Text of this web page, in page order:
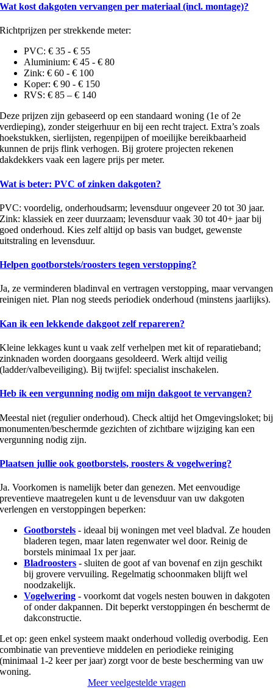
Wat kost dakgoten vervangen per materiaal (incl. montage)?
Richtprijzen per strekkende meter:
PVC: € 35 - € 55
Aluminium: € 45 - € 80
Zink: € 60 - € 100
Koper: € 90 - € 150
RVS: € 85 – € 140
Deze prijzen zijn gebaseerd op een standaard woning (1e of 2e
verdieping), zonder steigerhuur en bij een recht traject. Extra’s zoals
hoekstukken, sierlijsten, regenpijpen of moeilijke bereikbaarheid
kunnen de prijs flink verhogen. Bij grotere projecten rekenen
dakdekkers vaak een lagere prijs per meter.
Wat is beter: PVC of zinken dakgoten?
PVC: voordelig, onderhoudsarm; levensduur ongeveer 20 tot 30 jaar.
Zink: klassiek en zeer duurzaam; levensduur vaak 30 tot 40+ jaar bij
goed onderhoud. Kies zelf altijd op basis van budget, gewenste
uitstraling en levensduur.
Helpen gootborstels/roosters tegen verstopping?
Ja, ze verminderen bladinval en vertragen verstopping, maar vervangen
reinigen niet. Plan nog steeds periodiek onderhoud (minstens jaarlijks).
Kan ik een lekkende dakgoot zelf repareren?
Kleine lekkages kunt u vaak zelf verhelpen met kit of reparatieband;
zinknaden worden doorgaans gesoldeerd. Werk altijd veilig
(ladder/valbeveiliging). Bij twijfel: specialist inschakelen.
Heb ik een vergunning nodig om mijn dakgoot te vervangen?
Meestal niet (regulier onderhoud). Check altijd het Omgevingsloket; bij
monumenten/beschermde gezichten of zichtbare wijziging kan een
vergunning nodig zijn.
Plaatsen jullie ook gootborstels, roosters & vogelwering?
Ja. Voorkomen is namelijk beter dan genezen. Met eenvoudige
preventieve maatregelen kunt u de levensduur van uw dakgoten
verlengen en verstoppingen beperken:
Gootborstels - ideaal bij woningen met veel bladval. Ze houden
bladeren tegen, maar laten regenwater wel door. Reinig de
borstels minimaal 1x per jaar.
Bladroosters - sluiten de goot af van bovenaf en zijn geschikt
bij grovere vervuiling. Regelmatig schoonmaken blijft wel
noodzakelijk.
Vogelwering - voorkomt dat vogels nesten bouwen in dakgoten
of onder dakpannen. Dit beperkt verstoppingen én beschermt de
dakconstructie.
Let op: geen enkel systeem maakt onderhoud volledig overbodig. Een
combinatie van preventieve middelen en periodieke reiniging
(minimaal 1-2 keer per jaar) zorgt voor de beste bescherming van uw
woning.
Meer veelgestelde vragen